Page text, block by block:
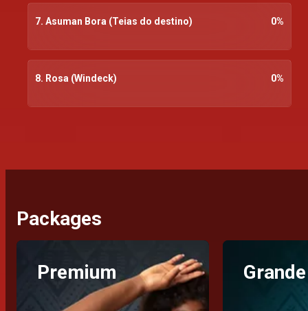
7. Asuman Bora (Teias do destino) 0%
8. Rosa (Windeck) 0%
Packages
Premium